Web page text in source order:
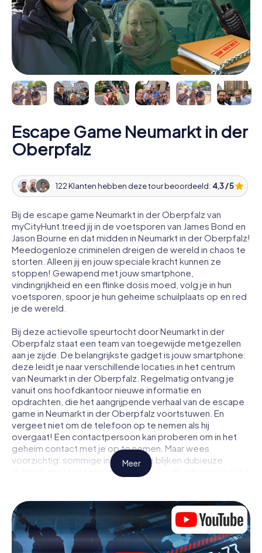
Escape Game Neumarkt in der
Oberpfalz
122 Klanten hebben deze tour beoordeeld: 4,3 / 5
Bij de escape game Neumarkt in der Oberpfalz van
myCityHunt treed jij in de voetsporen van James Bond en
Jason Bourne en dat midden in Neumarkt in der Oberpfalz!
Meedogenloze criminelen dreigen de wereld in chaos te
storten. Alleen jij en jouw speciale kracht kunnen ze
stoppen! Gewapend met jouw smartphone,
vindingrijkheid en een flinke dosis moed, volg je in hun
voetsporen, spoor je hun geheime schuilplaats op en red
je de wereld.
Bij deze actievolle speurtocht door Neumarkt in der
Oberpfalz staat een team van toegewijde metgezellen
aan je zijde. De belangrijkste gadget is jouw smartphone:
deze leidt je naar verschillende locaties in het centrum
van Neumarkt in der Oberpfalz. Regelmatig ontvang je
vanuit ons hoofdkantoor nieuwe informatie en
opdrachten, die het aangrijpende verhaal van de escape
game in Neumarkt in der Oberpfalz voortstuwen. En
vergeet niet om de telefoon op te nemen als hij
overgaat! Een contactpersoon kan proberen om in het
geheim contact met je op te nemen. Maar wees
voorzichtig: sommige informanten blijken dubieuze
dubbelagenten te zijn en een deel van de informatie blijkt
Anders dan in een klassieke escaperoom in Neumarkt in
der Oberpfalz zit je niet opgesloten in een kamer waaruit
je jezelf binnen een bepaald tijdvenster moet bevrijden.
Meer